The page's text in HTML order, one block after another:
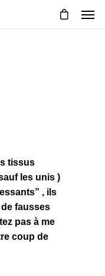
tissus
les unis )
, ils
fausses
pas à me
coup de